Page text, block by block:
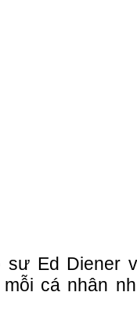
sư Ed Diener
cá nhân